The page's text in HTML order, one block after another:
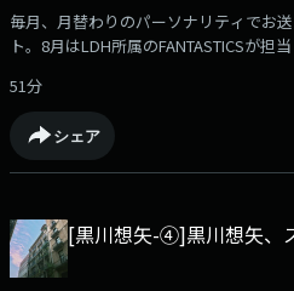
毎月、月替わりのパーソナリティでお
ト。8月はLDH所属のFANTASTICSが担
ただけます！https://radiko.jp/podcast/
a9b9-828bc0c5fb01share=1メールな
で！ハッシュタグは#FANTASTICSの
@ann_podcast
51分
シェア
[黒川想矢-④]黒川想矢、